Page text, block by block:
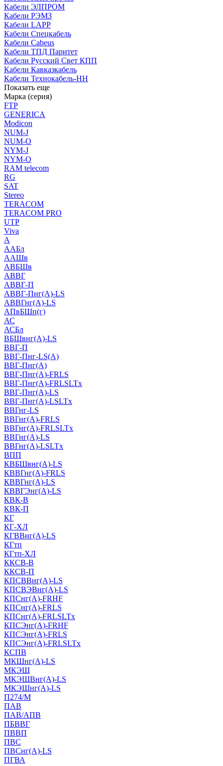
Кабели ЭЛПРОМ
Кабели РЭМЗ
Кабели LAPP
Кабели Спецкабель
Кабели Cabeus
Кабели ТПД Паритет
Кабели Русский Свет КПП
Кабели Кавказкабель
Кабели Технокабель-НН
Показать еще
Марка (серия)
FTP
GENERICA
Modicon
NUM-J
NUM-O
NYM-J
NYM-O
RAM telecom
RG
SAT
Stereo
TERACOM
TERACOM PRO
UTP
Viva
А
ААБл
ААШв
АВБШв
АВВГ
АВВГ-П
АВВГ-Пнг(А)-LS
АВВГнг(А)-LS
АПвБШп(г)
АС
АСБл
ВБШвнг(А)-LS
ВВГ-П
ВВГ-Пнг-LS(А)
ВВГ-Пнг(А)
ВВГ-Пнг(А)-FRLS
ВВГ-Пнг(А)-FRLSLTx
ВВГ-Пнг(А)-LS
ВВГ-Пнг(А)-LSLTx
ВВГнг-LS
ВВГнг(А)-FRLS
ВВГнг(А)-FRLSLTx
ВВГнг(А)-LS
ВВГнг(А)-LSLTx
ВПП
КВБШвнг(А)-LS
КВВГнг(А)-FRLS
КВВГнг(А)-LS
КВВГЭнг(А)-LS
КВК-В
КВК-П
КГ
КГ-ХЛ
КГВВнг(А)-LS
КГтп
КГтп-ХЛ
ККСВ-В
ККСВ-П
КПСВВнг(А)-LS
КПСВЭВнг(А)-LS
КПСнг(А)-FRHF
КПСнг(А)-FRLS
КПСнг(А)-FRLSLTx
КПСЭнг(А)-FRHF
КПСЭнг(А)-FRLS
КПСЭнг(А)-FRLSLTx
КСПВ
МКШнг(А)-LS
МКЭШ
МКЭШВнг(А)-LS
МКЭШнг(А)-LS
П274/М
ПАВ
ПАВ/АПВ
ПБВВГ
ПВВП
ПВС
ПВСнг(А)-LS
ПГВА